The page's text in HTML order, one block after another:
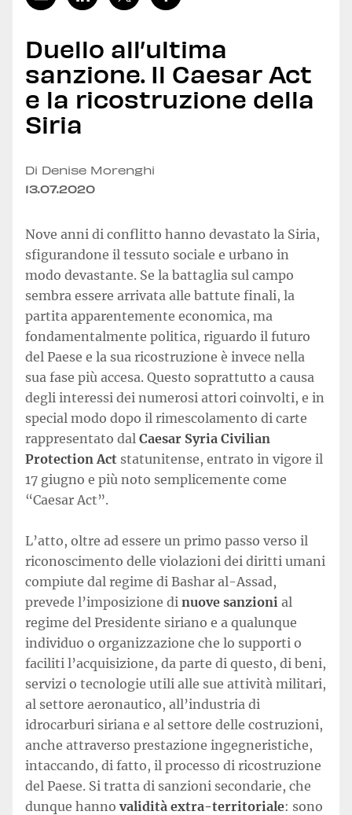
Duello all’ultima
sanzione. Il Caesar Act
e la ricostruzione della
Siria
Di Denise Morenghi
13.07.2020
Nove anni di conflitto hanno devastato la Siria,
sfigurandone il tessuto sociale e urbano in
modo devastante. Se la battaglia sul campo
sembra essere arrivata alle battute finali, la
partita apparentemente economica, ma
fondamentalmente politica, riguardo il futuro
del Paese e la sua ricostruzione è invece nella
sua fase più accesa. Questo soprattutto a causa
degli interessi dei numerosi attori coinvolti, e in
special modo dopo il rimescolamento di carte
rappresentato dal Caesar Syria Civilian
Protection Act statunitense, entrato in vigore il
17 giugno e più noto semplicemente come
“Caesar Act”.
L’atto, oltre ad essere un primo passo verso il
riconoscimento delle violazioni dei diritti umani
compiute dal regime di Bashar al-Assad,
prevede l’imposizione di nuove sanzioni al
regime del Presidente siriano e a qualunque
individuo o organizzazione che lo supporti o
faciliti l’acquisizione, da parte di questo, di beni,
servizi o tecnologie utili alle sue attività militari,
al settore aeronautico, all’industria di
idrocarburi siriana e al settore delle costruzioni,
anche attraverso prestazione ingegneristiche,
intaccando, di fatto, il processo di ricostruzione
del Paese. Si tratta di sanzioni secondarie, che
dunque hanno validità extra-territoriale: sono